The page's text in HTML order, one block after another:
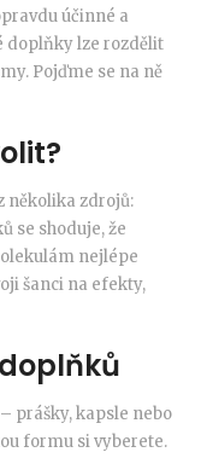
účinné a
doplňky lze rozdělit
Pojďme se na ně
několika zdrojů:
se shoduje, že
nejlépe
šanci na efekty,
prášky, kapsle nebo
formu si vyberete.